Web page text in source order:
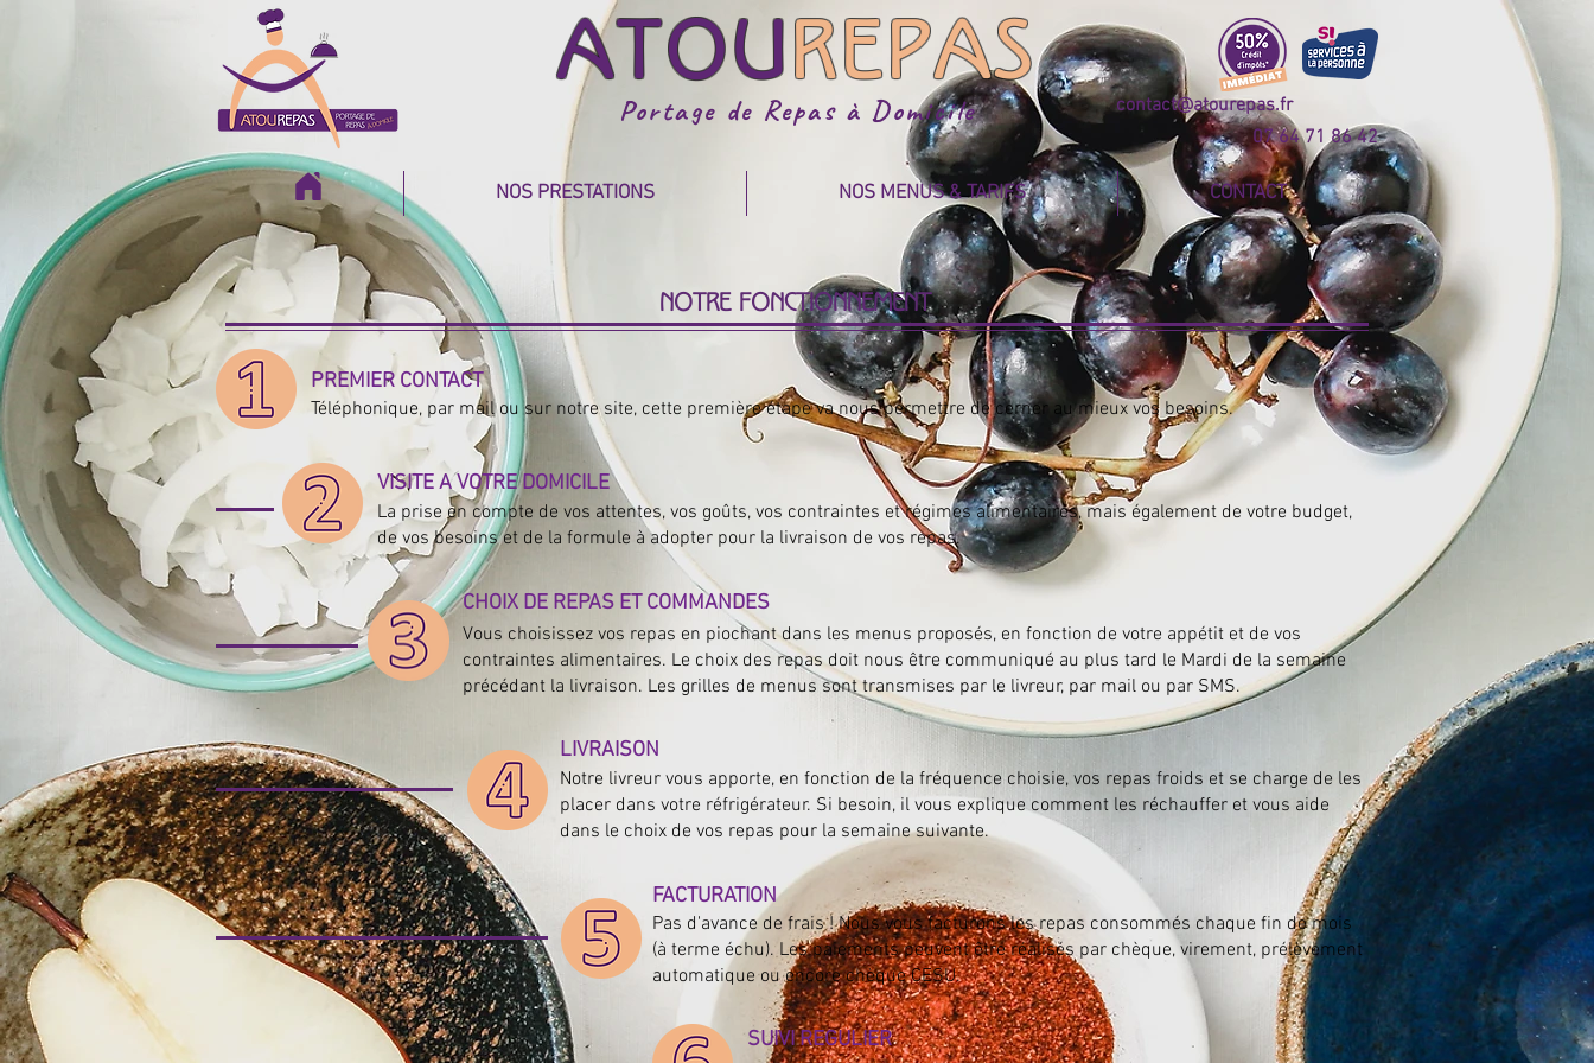
ATOUREPAS
Portage de Repas à Domicile
contact@atourepas.fr
07 64 71 86 42
' NOS PRESTATIONS NOS MENUS & TARIFS CONTACT
Notre fonctionnement
PREMIER CONTACT
Téléphonique, par mail ou sur notre site, cette première étape va nous permettre de cerner au mieux vos besoins.
VISITE A VOTRE DOMICILE
La prise en compte de vos attentes, vos goûts, vos contraintes et régimes alimentaires, mais également de votre budget,
de vos besoins et de la formule à adopter pour la livraison de vos repas.
CHOIX DE REPAS ET COMMANDES
Vous choisissez vos repas en piochant dans les menus proposés, en fonction de votre appétit et de vos
contraintes alimentaires. Le choix des repas doit nous être communiqué au plus tard le Mardi de la semaine
précédant la livraison. Les grilles de menus sont transmises par le livreur, par mail ou par SMS.
LIVRAISON
Notre livreur vous apporte, en fonction de la fréquence choisie, vos repas froids et se charge de les
placer dans votre réfrigérateur. Si besoin, il vous explique comment les réchauffer et vous aide
dans le choix de vos repas pour la semaine suivante.
FACTURATION
Pas d'avance de frais ! Nous vous facturons les repas consommés chaque fin de mois
(à terme échu). Les paiements peuvent être réalisés par chèque, virement, prélèvement
automatique ou encore chèque CESU.
SUIVI REGULIER